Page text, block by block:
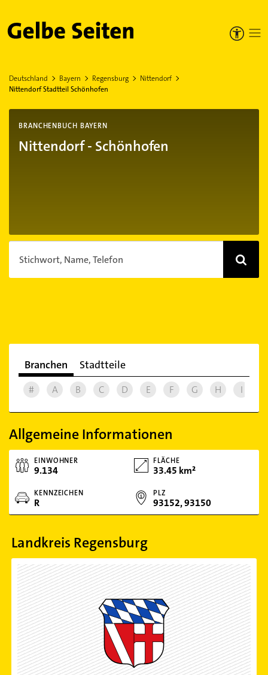
Gelbe Seiten
Deutschland Bayern Regensburg
Nittendorf
Nittendorf Stadtteil Schönhofen
BRANCHENBUCH BAYERN
Nittendorf - Schönhofen
Stichwort, Name, Telefon
Branchen Stadtteile
# A B C D E F G H I
Allgemeine Informationen
EINWOHNER
9.134
FLÄCHE
33.45 km²
KENNZEICHEN
R
PLZ
93152, 93150
Landkreis Regensburg